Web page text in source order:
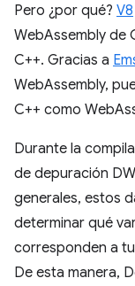
Pero ¿por qué? V8
WebAssembly de
C++. Gracias a
WebAssembly,
C++ como
Durante la
de depuración
generales, estos
determinar qué
corresponden a
De esta manera,